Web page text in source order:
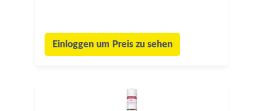
Einloggen um Preis zu sehen